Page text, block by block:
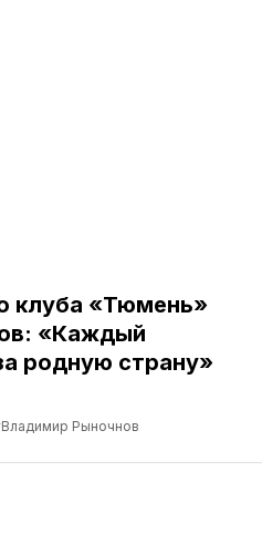
клуба «Тюмень»
«Каждый
родную страну»
Рыночнов